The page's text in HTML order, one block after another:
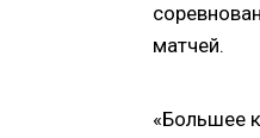
матчей.
«Большее